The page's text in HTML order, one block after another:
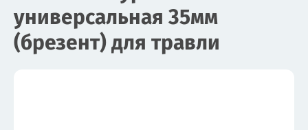
универсальная 35мм
(брезент) для травли